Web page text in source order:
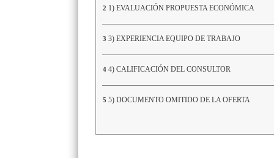
2 1) EVALUACIÓN PROPUESTA ECONÓMICA
3 3) EXPERIENCIA EQUIPO DE TRABAJO
4 4) CALIFICACIÓN DEL CONSULTOR
5 5) DOCUMENTO OMITIDO DE LA OFERTA